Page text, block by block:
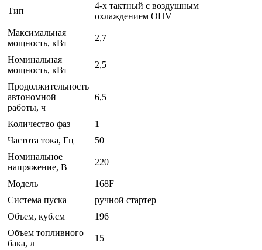
Тип
4-х тактный с воздушным
охлаждением OHV
Максимальная
мощность, кВт
2,7
Номинальная
мощность, кВт
2,5
Продолжительность
автономной
работы, ч
6,5
Количество фаз
1
Частота тока, Гц
50
Номинальное
напряжение, В
220
Модель
168F
Система пуска
ручной стартер
Объем, куб.см
196
Объем топливного
бака, л
15